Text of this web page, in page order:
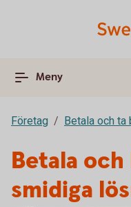
Meny
Företag Betala och ta
Betala
smidiga